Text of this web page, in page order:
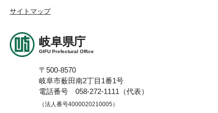
サイトマップ
岐阜県庁
GIFU Prefectural Office
〒500-8570
岐阜市薮田南2丁目1番1号
電話番号 058-272-1111（代表）
（法人番号4000020210005）